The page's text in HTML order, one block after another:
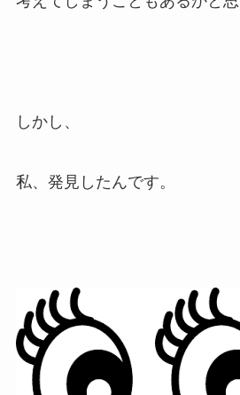
しかし、
私、発見したんです。